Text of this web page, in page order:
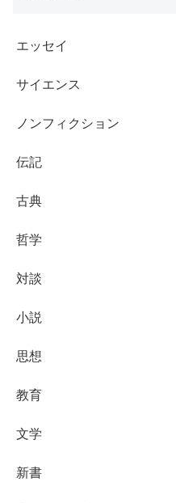
エッセイ
サイエンス
ノンフィクション
伝記
古典
哲学
対談
小説
思想
教育
文学
新書